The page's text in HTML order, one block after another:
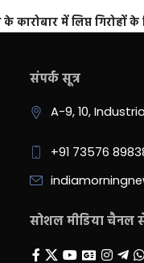
कारोबार में लिप्त गिरोहों
संपर्क सूत्र
A-9, 10,
+91 73576
सोशल मीडिया चैनल